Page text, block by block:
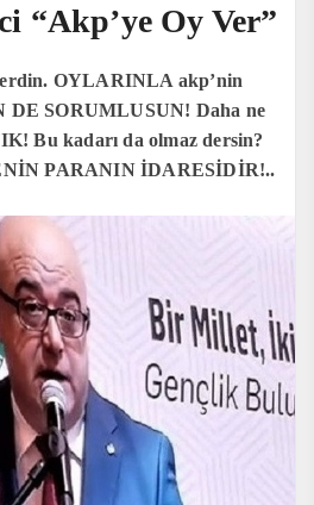
“Akp’ye Oy Ver”
OYLARINLA akp’nin
DE SORUMLUSUN! Daha ne
Bu kadarı da olmaz dersin?
PARANIN İDARESİDİR!..